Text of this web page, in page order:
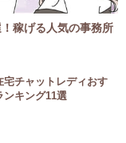
稼げる人気の事務所
宅チャットレディおす
ンキング11選